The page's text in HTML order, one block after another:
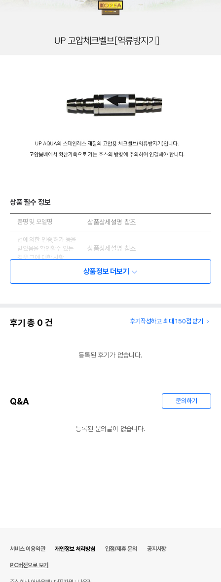
상품 필수 정보
품명 및 모델명 상품상세설명 참조
법에 의한 인증,허가 등을
받았음을 확인할수 있는
경우 그에 대한 사항
상품상세설명 참조
상품상세설명 참조
AS책임자와 전화번호
또는 소비자상담 관련
유통기한이 최소 2026.12.03이거나 그
상품정보 더보기
후기 총 0 건 후기작성하고 최대 150점 받기
등록된 후기가 없습니다.
Q&A 문의하기
등록된 문의글이 없습니다.
서비스 이용약관 개인정보 처리방침 입점/제휴 문의 공지사항
PC버전으로 보기